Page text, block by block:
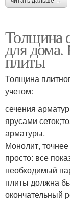
Толщина
для дома.
плиты
Толщина
учетом:
сечения
ярусами
арматуры.
Монолит,
просто: все
необходимый
плиты должна
окончательный